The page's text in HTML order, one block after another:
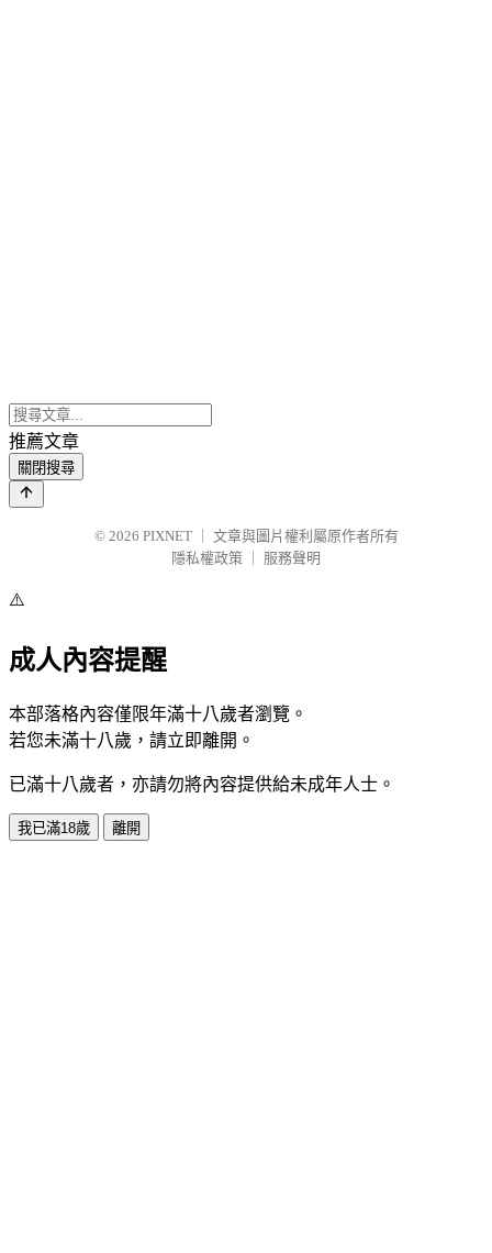
推薦文章
關閉搜尋
© 2026 PIXNET
文章與圖片權利屬原作者所有
隱私權政策
服務聲明
⚠️
成人內容提醒
本部落格內容僅限年滿十八歲者瀏覽。
若您未滿十八歲，請立即離開。
已滿十八歲者，亦請勿將內容提供給未成年人士。
我已滿18歲 離開